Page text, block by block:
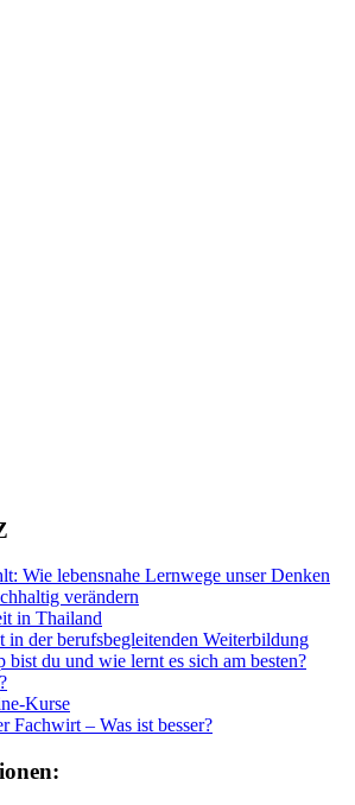
Wie lebensnahe Lernwege unser Denken
verändern
in Thailand
in der berufsbegleitenden Weiterbildung
bist du und wie lernt es sich am besten?
Kurse
Fachwirt – Was ist besser?